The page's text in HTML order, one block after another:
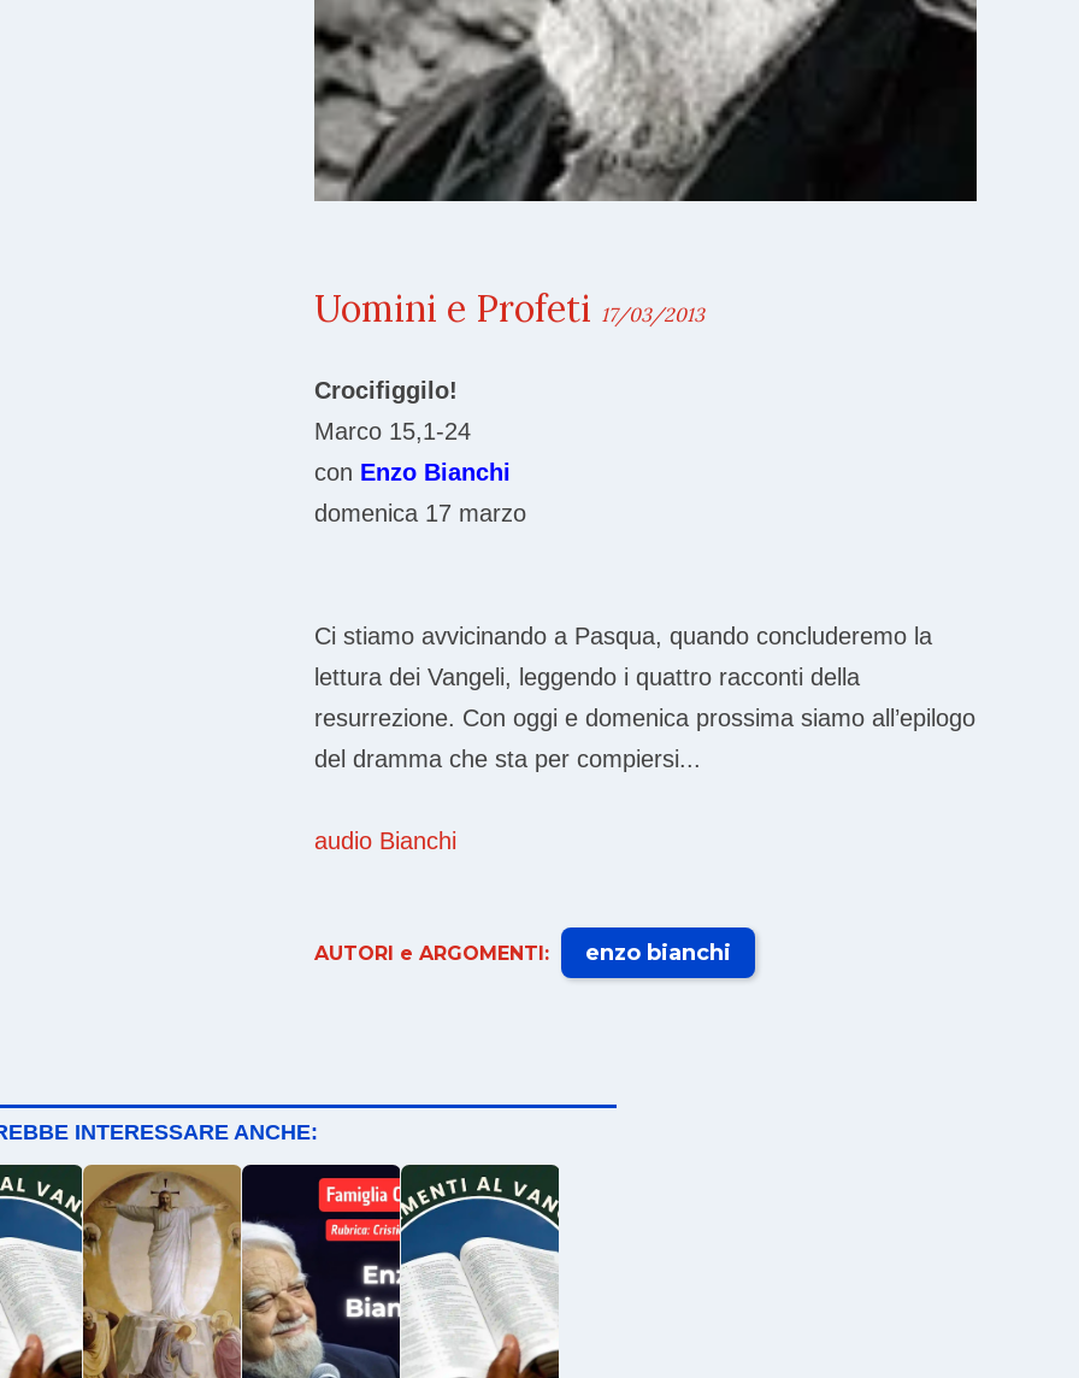
Uomini e Profeti 17/03/2013
Crocifiggilo!
Marco 15,1-24
con Enzo Bianchi
domenica 17 marzo
Ci stiamo avvicinando a Pasqua, quando concluderemo la
lettura dei Vangeli, leggendo i quattro racconti della
resurrezione. Con oggi e domenica prossima siamo all’epilogo
del dramma che sta per compiersi...
audio Bianchi
AUTORI e ARGOMENTI: enzo bianchi
INTERESSARE ANCHE: